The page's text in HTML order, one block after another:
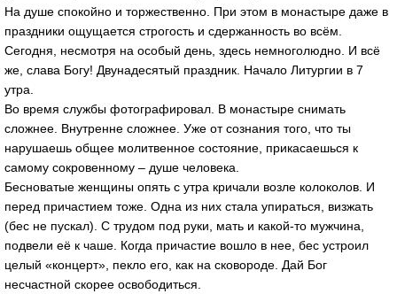
На душе спокойно и торжественно. При этом в монастыре даже в
праздники ощущается строгость и сдержанность во всём.
Сегодня, несмотря на особый день, здесь немноголюдно. И всё
же, слава Богу! Двунадесятый праздник. Начало Литургии в 7
утра.
Во время службы фотографировал. В монастыре снимать
сложнее. Внутренне сложнее. Уже от сознания того, что ты
нарушаешь общее молитвенное состояние, прикасаешься к
самому сокровенному – душе человека.
Бесноватые женщины опять с утра кричали возле колоколов. И
перед причастием тоже. Одна из них стала упираться, визжать
(бес не пускал). С трудом под руки, мать и какой-то мужчина,
подвели её к чаше. Когда причастие вошло в нее, бес устроил
целый «концерт», пекло его, как на сковороде. Дай Бог
несчастной скорее освободиться.